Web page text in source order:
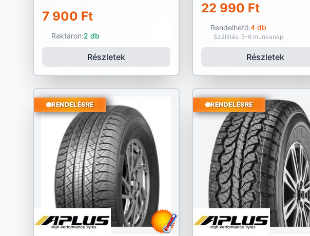
7 900 Ft
Raktáron:2 db
Részletek
22 990 Ft
Rendelhető:4 db
Szállítás: 5-6 munkanap
Részletek
RENDELÉSRE RENDELÉSRE